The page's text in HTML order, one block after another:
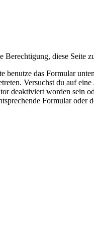
diese Seite
benutze das Formular
Versuchst du auf
deaktiviert worden sein
Formular oder